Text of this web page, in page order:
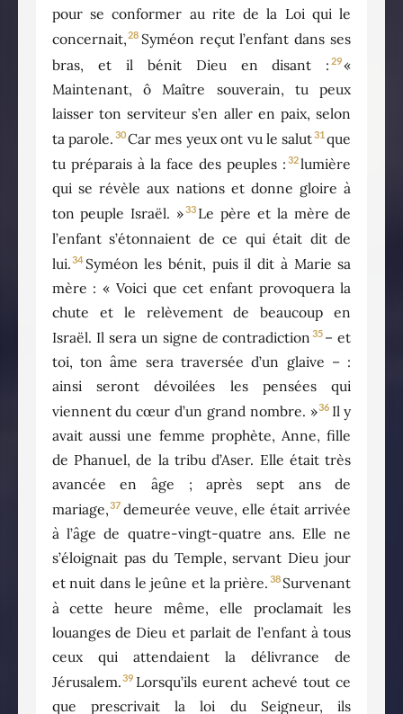
pour se conformer au rite de la Loi qui le
concernait,28 Syméon reçut l’enfant dans ses
bras, et il bénit Dieu en disant : 29«
Maintenant, ô Maître souverain, tu peux
laisser ton serviteur s’en aller en paix, selon
ta parole. 30Car mes yeux ont vu le salut31 que
tu préparais à la face des peuples : 32lumière
qui se révèle aux nations et donne gloire à
ton peuple Israël. »33 Le père et la mère de
l’enfant s’étonnaient de ce qui était dit de
lui. 34 Syméon les bénit, puis il dit à Marie sa
mère : « Voici que cet enfant provoquera la
chute et le relèvement de beaucoup en
Israël. Il sera un signe de contradiction 35 – et
toi, ton âme sera traversée d’un glaive – :
ainsi seront dévoilées les pensées qui
viennent du cœur d’un grand nombre. »36 Il y
avait aussi une femme prophète, Anne, fille
de Phanuel, de la tribu d’Aser. Elle était très
avancée en âge ; après sept ans de
mariage,37 demeurée veuve, elle était arrivée
à l’âge de quatre-vingt-quatre ans. Elle ne
s’éloignait pas du Temple, servant Dieu jour
et nuit dans le jeûne et la prière. 38 Survenant
à cette heure même, elle proclamait les
louanges de Dieu et parlait de l’enfant à tous
ceux qui attendaient la délivrance de
Jérusalem. 39 Lorsqu’ils eurent achevé tout ce
que prescrivait la loi du Seigneur, ils